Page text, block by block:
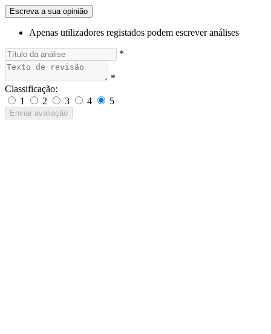
Escreva a sua opinião
Apenas utilizadores registados podem escrever análises
*
*
Classificação:
1
2 3 4 5